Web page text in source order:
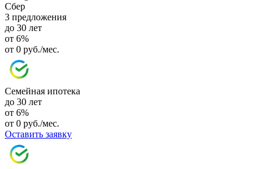
Сбер
3 предложения
до 30 лет
от 6%
от 0 руб./мес.
Семейная ипотека
до 30 лет
от 6%
от 0 руб./мес.
Оставить заявку